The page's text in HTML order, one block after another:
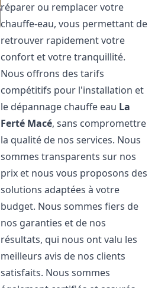
réparer ou remplacer votre
chauffe-eau, vous permettant de
retrouver rapidement votre
confort et votre tranquillité.
Nous offrons des tarifs
compétitifs pour l'installation et
le dépannage chauffe eau La
Ferté Macé, sans compromettre
la qualité de nos services. Nous
sommes transparents sur nos
prix et nous vous proposons des
solutions adaptées à votre
budget. Nous sommes fiers de
nos garanties et de nos
résultats, qui nous ont valu les
meilleurs avis de nos clients
satisfaits. Nous sommes